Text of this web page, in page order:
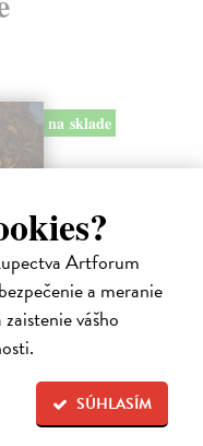
Artforum
a meranie
vášho
SÚHLASÍM
na sklade
z Vinci
niekoľko rokov
Poslednej večere,
pred nami silné i